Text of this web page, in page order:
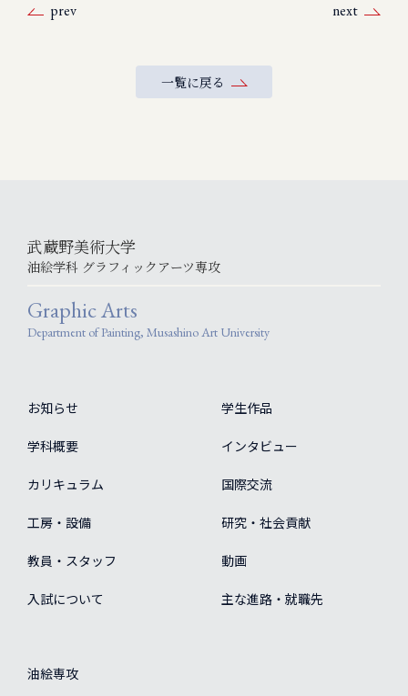
prev next
一覧に戻る
武蔵野美術大学
油絵学科 グラフィックアーツ専攻
Graphic Arts
Department of Painting, Musashino Art University
お知らせ
学科概要
カリキュラム
工房・設備
教員・スタッフ
入試について
学生作品
インタビュー
国際交流
研究・社会貢献
動画
主な進路・就職先
油絵専攻